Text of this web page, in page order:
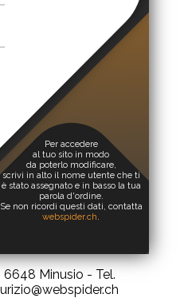
Per accedere
al tuo sito in modo
da poterlo modificare,
scrivi in alto il nome utente che ti
è stato assegnato e in basso la tua
parola d'ordine.
Se non ricordi questi dati, contatta
webspider.ch.
6648 Minusio - Tel.